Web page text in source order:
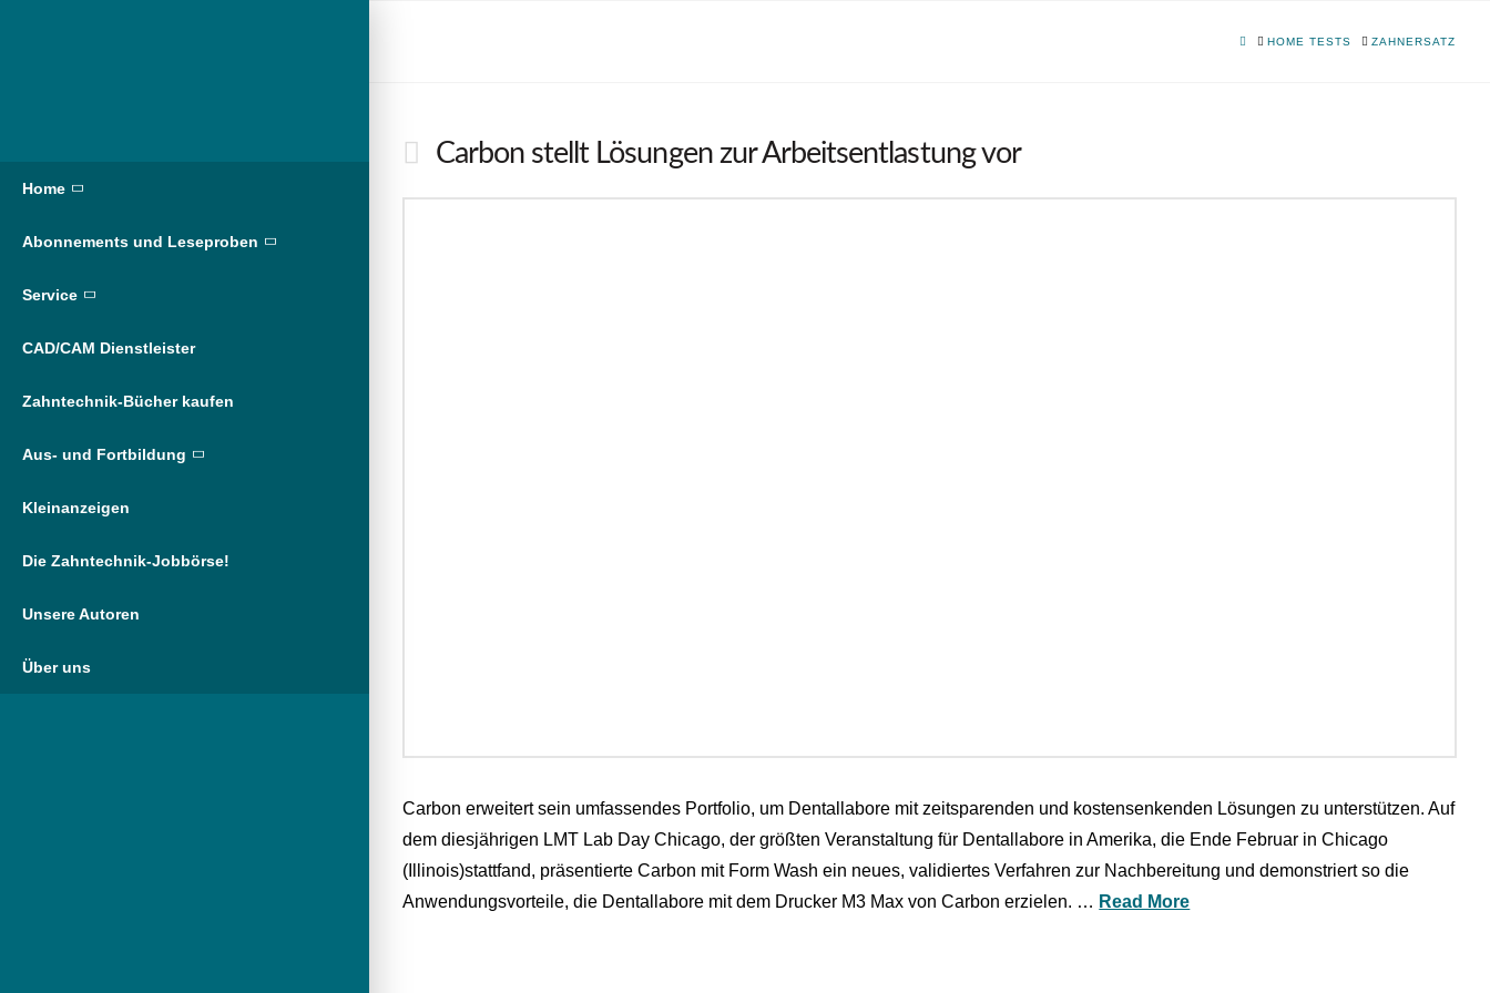
Home
Abonnements und Leseproben
Service
CAD/CAM Dienstleister
Zahntechnik-Bücher kaufen
Aus- und Fortbildung
Kleinanzeigen
Die Zahntechnik-Jobbörse!
Unsere Autoren
Über uns
HOMEHOME TESTS ZAHNERSATZ
Carbon stellt Lösungen zur Arbeitsentlastung vor
Carbon erweitert sein umfassendes Portfolio, um Dentallabore mit zeitsparenden und kostensenkenden Lösungen zu unterstützen. Auf
dem diesjährigen LMT Lab Day Chicago, der größten Veranstaltung für Dentallabore in Amerika, die Ende Februar in Chicago
(Illinois)stattfand, präsentierte Carbon mit Form Wash ein neues, validiertes Verfahren zur Nachbereitung und demonstriert so die
Anwendungsvorteile, die Dentallabore mit dem Drucker M3 Max von Carbon erzielen. … Read More